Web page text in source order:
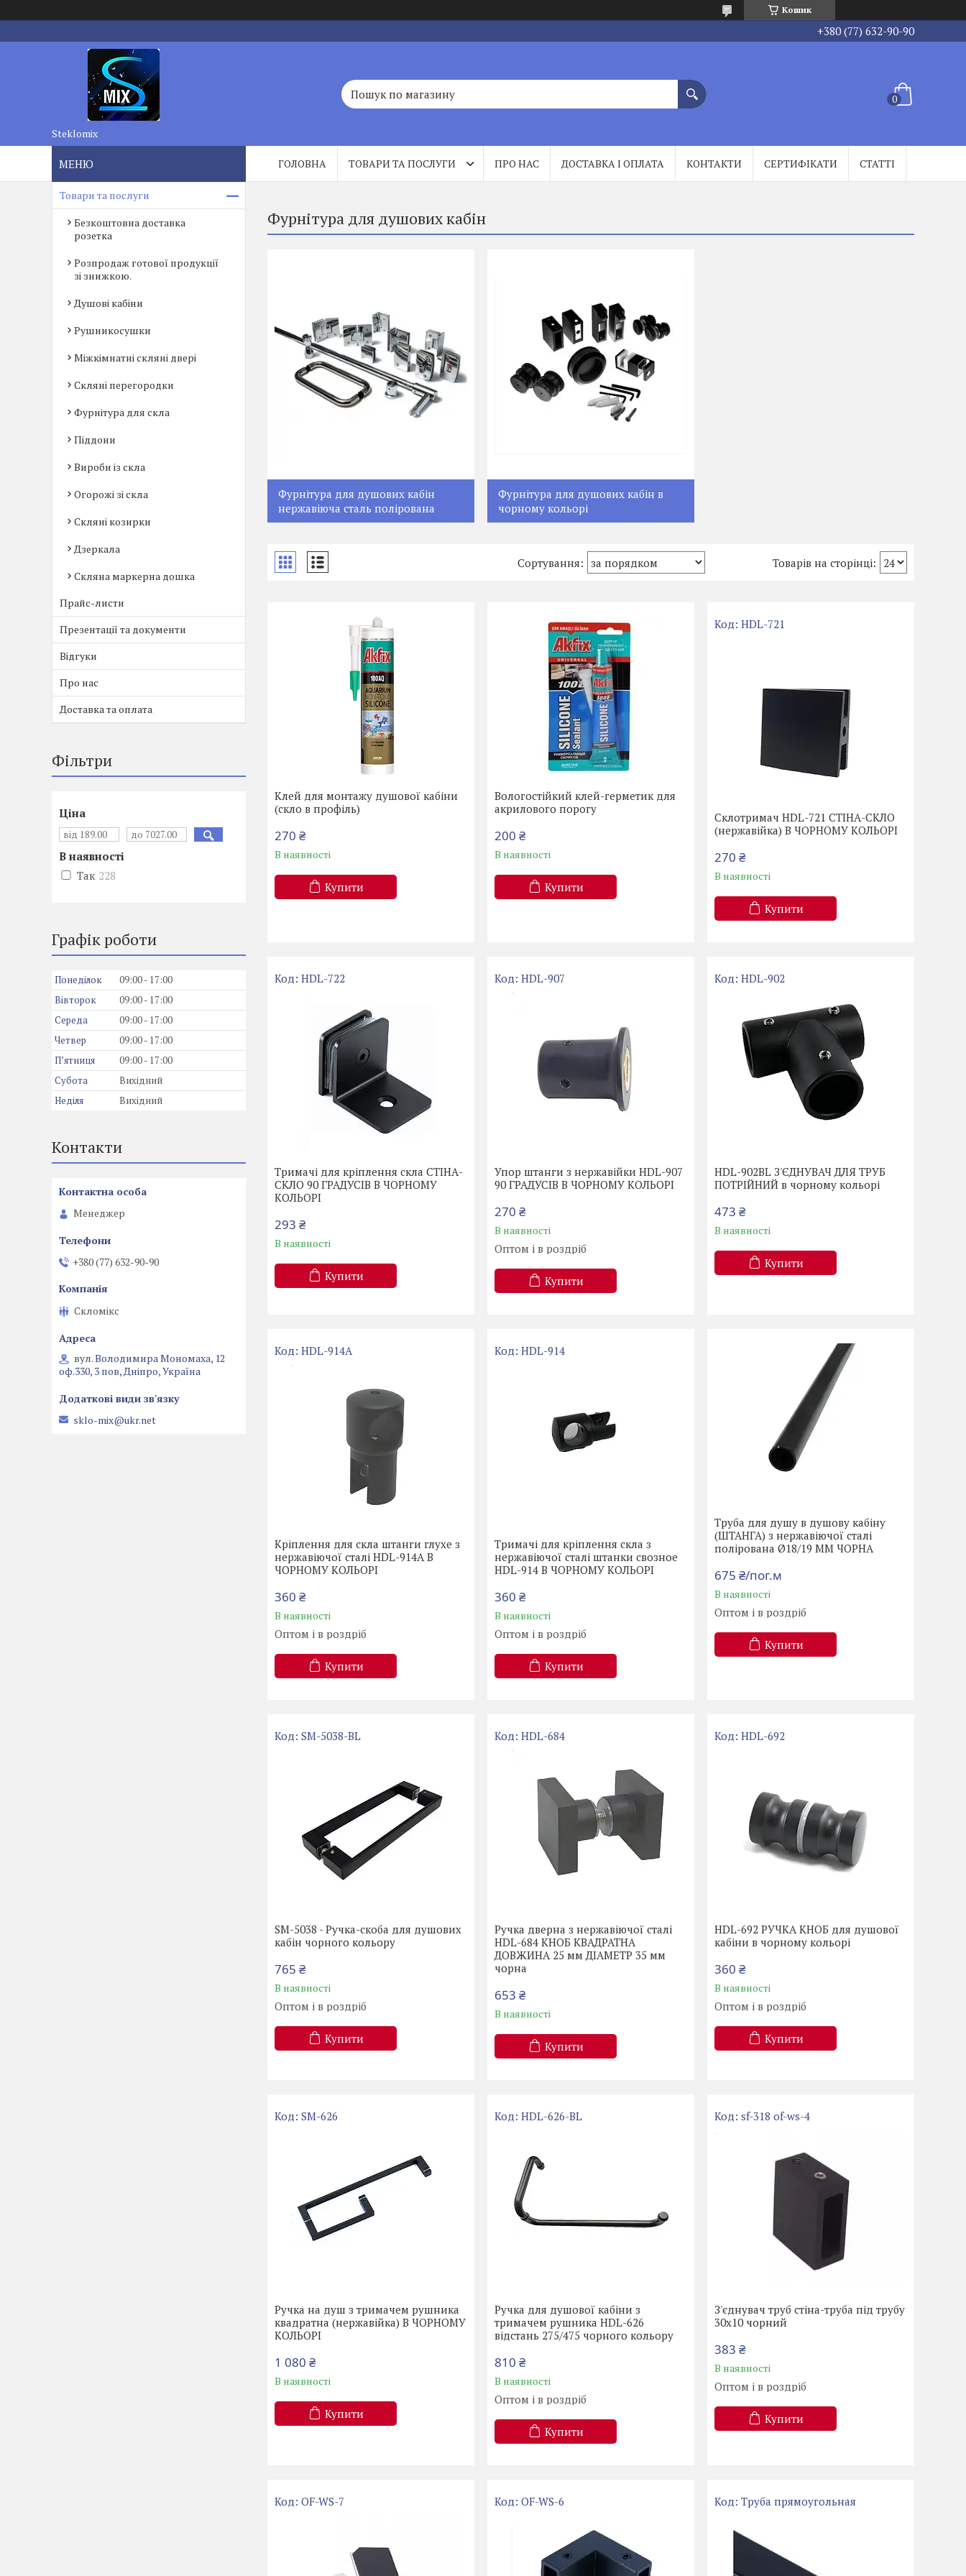
Кошик
+380 (77) 632-90-90
Steklomix
ГОЛОВНА ТОВАРИ ТА ПОСЛУГИ ПРО НАС ДОСТАВКА І ОПЛАТА КОНТАКТИ СЕРТИФІКАТИ СТАТТІ
Фурнітура для душових кабін
Фурнітура для душових кабін
нержавіюча сталь полірована
Фурнітура для душових кабін в
чорному кольорі
Клей для монтажу душової кабіни
(скло в профіль)
270 ₴
В наявності
Купити
Вологостійкий клей-герметик для
акрилового порогу
200 ₴
В наявності
Купити
HDL-721
Склотримач HDL-721 СТІНА-СКЛО
(нержавійка) В ЧОРНОМУ КОЛЬОРІ
270 ₴
В наявності
Купити
HDL-722
Тримачі для кріплення скла СТІНА-
СКЛО 90 ГРАДУСІВ В ЧОРНОМУ
КОЛЬОРІ
293 ₴
В наявності
Купити
HDL-907
Упор штанги з нержавійки HDL-907
90 ГРАДУСІВ В ЧОРНОМУ КОЛЬОРІ
270 ₴
В наявності
Оптом і в роздріб
Купити
HDL-902
HDL-902BL З'ЄДНУВАЧ ДЛЯ ТРУБ
ПОТРІЙНИЙ в чорному кольорі
473 ₴
В наявності
Купити
HDL-914А
Кріплення для скла штанги глухе з
нержавіючої сталі HDL-914А В
ЧОРНОМУ КОЛЬОРІ
360 ₴
В наявності
Оптом і в роздріб
Купити
HDL-914
Тримачі для кріплення скла з
нержавіючої сталі штанки свозное
HDL-914 В ЧОРНОМУ КОЛЬОРІ
360 ₴
В наявності
Оптом і в роздріб
Купити
Труба для душу в душову кабіну
(ШТАНГА) з нержавіючої сталі
полірована Ø18/19 ММ ЧОРНА
675 ₴/пог.м
В наявності
Оптом і в роздріб
Купити
SM-5038-BL
SM-5038 - Ручка-скоба для душових
кабін чорного кольору
765 ₴
В наявності
Оптом і в роздріб
Купити
HDL-684
Ручка дверна з нержавіючої сталі
HDL-684 КНОБ КВАДРАТНА
ДОВЖИНА 25 мм ДІАМЕТР 35 мм
чорна
653 ₴
В наявності
Купити
HDL-692
HDL-692 РУЧКА КНОБ для душової
кабіни в чорному кольорі
360 ₴
В наявності
Оптом і в роздріб
Купити
SM-626
Ручка на душ з тримачем рушника
квадратна (нержавійка) В ЧОРНОМУ
КОЛЬОРІ
1 080 ₴
В наявності
Купити
HDL-626-BL
Ручка для душової кабіни з
тримачем рушника HDL-626
відстань 275/475 чорного кольору
810 ₴
В наявності
Оптом і в роздріб
Купити
sf-318 of-ws-4
З'єднувач труб стіна-труба під трубу
30х10 чорний
383 ₴
В наявності
Оптом і в роздріб
Купити
OF-WS-7 OF-WS-6 Труба прямоугольная
Товари та послуги
Безкоштовна доставка
розетка
Розпродаж готової продукції
зі знижкою.
Душові кабіни
Рушникосушки
Міжкімнатні скляні двері
Скляні перегородки
Фурнітура для скла
Піддони
Вироби із скла
Огорожі зі скла
Скляні козирки
Дзеркала
Скляна маркерна дошка
Прайс-листи
Презентації та документи
Відгуки
Про нас
Доставка та оплата
Фільтри
Ціна
В наявності
Так 228
Графік роботи
Понеділок 09:00
17:00
Вівторок
09:00
17:00
Середа
09:00
17:00
Четвер
09:00
17:00
Пʼятниця
09:00
17:00
Субота
Вихідний
Неділя
Вихідний
Контакти
Менеджер
+380 (77) 632-90-90
Скломікс
вул. Володимира Мономаха, 12
оф.330, 3 пов, Дніпро, Україна
sklo-mix@ukr.net